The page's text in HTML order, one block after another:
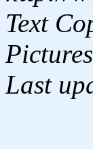
Text
Last